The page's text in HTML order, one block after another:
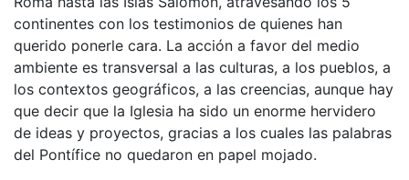
continentes con los testimonios de quienes han
querido ponerle cara. La acción a favor del medio
ambiente es transversal a las culturas, a los pueblos, a
los contextos geográficos, a las creencias, aunque hay
que decir que la Iglesia ha sido un enorme hervidero
de ideas y proyectos, gracias a los cuales las palabras
del Pontífice no quedaron en papel mojado.